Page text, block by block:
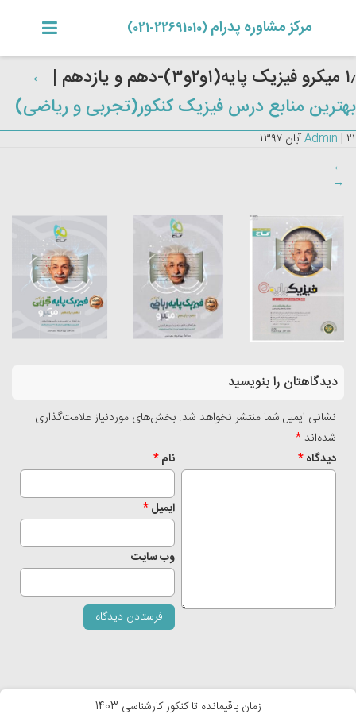
مرکز مشاوره پدرام (22691010-021)
۱٫ میکرو فیزیک پایه(۱و۲و۳)-دهم و یازدهم |
←
بهترین منابع درس فیزیک کنکور(تجربی و ریاضی)
Admin | ۲۱ آبان ۱۳۹۷
←
→
دیدگاهتان را بنویسید
نشانی ایمیل شما منتشر نخواهد شد. بخش‌های موردنیاز علامت‌گذاری
شده‌اند *
دیدگاه* نام*
ایمیل*
وب‌ سایت
زمان باقیمانده تا کنکور کارشناسی 1403